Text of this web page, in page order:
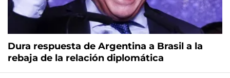
Dura respuesta de Argentina a Brasil a la
rebaja de la relación diplomática